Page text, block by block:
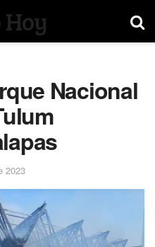
Hoy
Nacional
2023